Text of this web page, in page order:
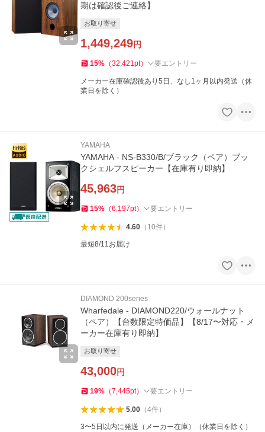
期は確認後ご連絡】
お取り寄せ
1,449,249円
15% （32,421pt） 要エントリー
メーカー在庫確認後あり5日、なし1ヶ月以内発送（休
業日を除く）
YAMAHA
YAMAHA - NS-B330/B/ブラック（ペア）ブッ
クシェルフスピーカー【在庫有り即納】
45,963円
15% （6,197pt） 要エントリー
4.60（ 10件）
最短8/11お届け
DIAMOND 200series
Wharfedale - DIAMOND220/ウォールナット
（ペア）【台数限定特価品】【8/17〜対応・メ
ーカー在庫有り即納】
お取り寄せ
43,000円
19% （7,445pt） 要エントリー
5.00（4件）
3〜5日以内に発送（メーカー在庫）（休業日を除く）